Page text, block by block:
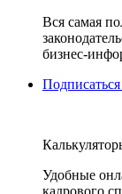
Вся самая
бизнес-
Удобные
кадрового